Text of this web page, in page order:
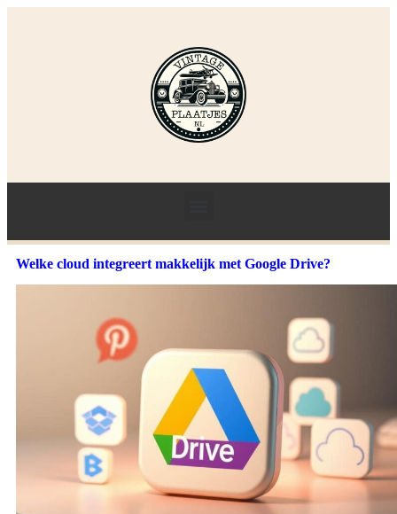
Welke cloud integreert makkelijk met Google Drive?